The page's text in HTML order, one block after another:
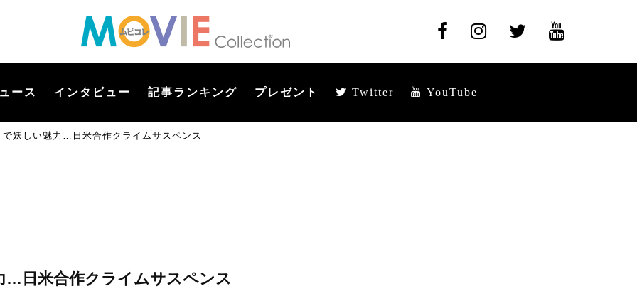
ース インタビュー 記事ランキング プレゼント Twitter YouTube
妖しい魅力…日米合作クライムサスペンス
…日米合作クライムサスペンス